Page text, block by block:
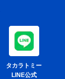
タカラトミー
LINE公式